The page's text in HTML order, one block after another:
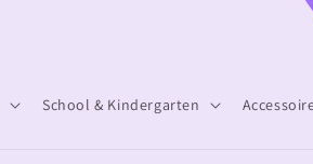
School & Kindergarten